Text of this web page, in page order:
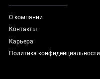
О компании
Контакты
Карьера
Политика конфиденциальности